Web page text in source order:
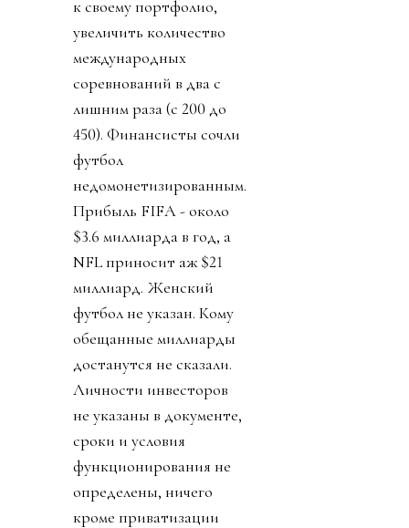
к своему портфолио,
увеличить количество
международных
соревнований в два с
лишним раза (с 200 до
450). Финансисты сочли
футбол
недомонетизированным.
Прибыль FIFA - около
$3.6 миллиарда в год, а
NFL приносит аж $21
миллиард. Женский
футбол не указан. Кому
обещанные миллиарды
достанутся не сказали.
Личности инвесторов
не указаны в документе,
сроки и условия
функционирования не
определены, ничего
кроме приватизации